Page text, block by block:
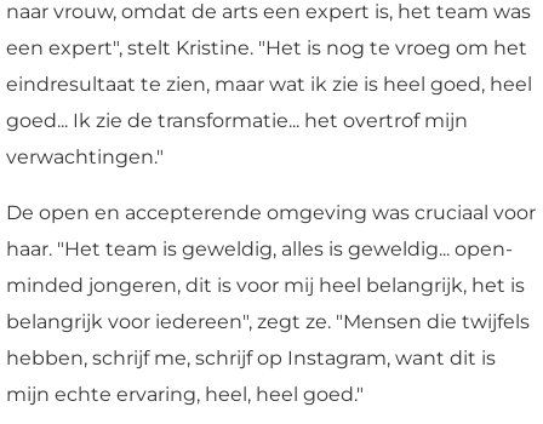
naar vrouw, omdat de arts een expert is, het team was
een expert", stelt Kristine. "Het is nog te vroeg om het
eindresultaat te zien, maar wat ik zie is heel goed, heel
goed... Ik zie de transformatie... het overtrof mijn
verwachtingen."
De open en accepterende omgeving was cruciaal voor
haar. "Het team is geweldig, alles is geweldig... open-
minded jongeren, dit is voor mij heel belangrijk, het is
belangrijk voor iedereen", zegt ze. "Mensen die twijfels
hebben, schrijf me, schrijf op Instagram, want dit is
mijn echte ervaring, heel, heel goed."